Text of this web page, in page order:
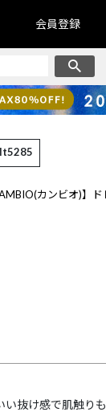
会員登録
カンビオ)】
い抜け感で肌触り